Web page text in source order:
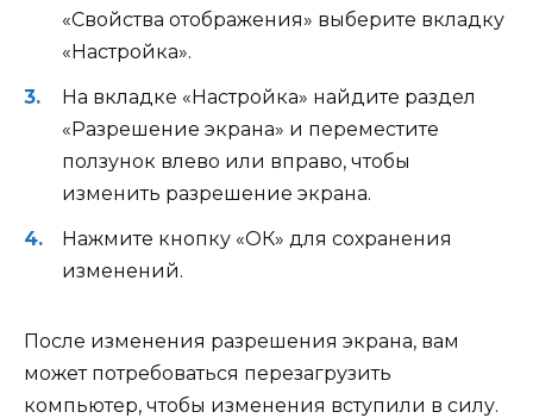
«Свойства отображения» выберите вкладку
«Настройка».
На вкладке «Настройка» найдите раздел
«Разрешение экрана» и переместите
ползунок влево или вправо, чтобы
изменить разрешение экрана.
Нажмите кнопку «ОК» для сохранения
изменений.
После изменения разрешения экрана, вам
может потребоваться перезагрузить
компьютер, чтобы изменения вступили в силу.